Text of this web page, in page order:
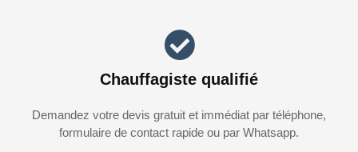
Chauffagiste qualifié
Demandez votre devis gratuit et immédiat par téléphone,
formulaire de contact rapide ou par Whatsapp.